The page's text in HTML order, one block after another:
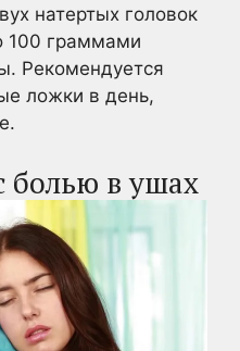
натертых головок
100 граммами
Рекомендуется
ложки в день,
болью в ушах